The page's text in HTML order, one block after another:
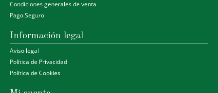
Condiciones generales de venta
Pago Seguro
Información legal
Aviso legal
Política de Privacidad
Política de Cookies